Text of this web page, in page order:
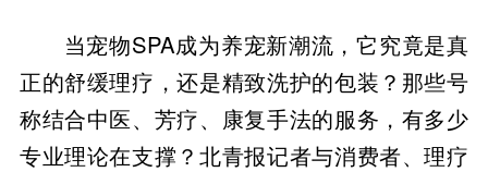
当宠物SPA成为养宠新潮流，它究竟是真
正的舒缓理疗，还是精致洗护的包装？那些号
称结合中医、芳疗、康复手法的服务，有多少
专业理论在支撑？北青报记者与消费者、理疗